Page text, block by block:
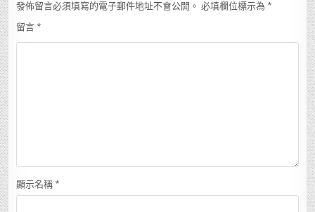
發佈留言必須填寫的電子郵件地址不會公開。 必填欄位標示為 *
留言 *
顯示名稱 *